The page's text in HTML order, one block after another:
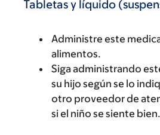
Tabletas y líquido
Administre este
alimentos.
Siga administrando
su hijo según se lo
otro proveedor de
si el niño se siente bien.